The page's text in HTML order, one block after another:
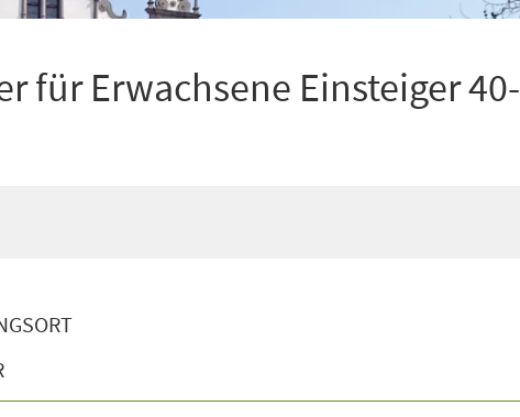
für Erwachsene Einsteiger 40-